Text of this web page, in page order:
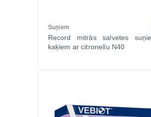
Suņiem
Record mitrās salvetes
kaķiem ar citronellu N40